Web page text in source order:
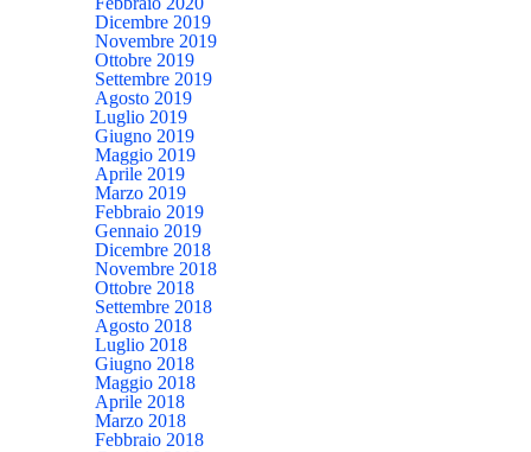
Dicembre 2019
Novembre 2019
Ottobre 2019
Settembre 2019
Agosto 2019
Luglio 2019
Giugno 2019
Maggio 2019
Aprile 2019
Marzo 2019
Febbraio 2019
Gennaio 2019
Dicembre 2018
Novembre 2018
Ottobre 2018
Settembre 2018
Agosto 2018
Luglio 2018
Giugno 2018
Maggio 2018
Aprile 2018
Marzo 2018
Febbraio 2018